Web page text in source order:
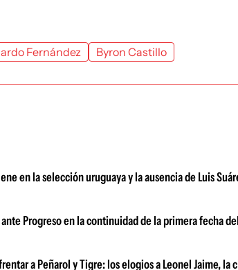
Fernández Byron Castillo
en la selección uruguaya y la ausencia de Luis
Progreso en la continuidad de la primera fecha
a Peñarol y Tigre: los elogios a Leonel Jaime, la